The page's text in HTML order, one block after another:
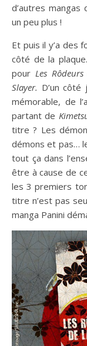
d’autres
un peu plus !
Et puis il y’a des
côté de la
pour Les
Slayer. D’un
mémorable, de
partant de
titre ? Les
démons et pas…
tout ça dans
être à cause de
les 3 premiers
titre n’est pas
manga Panini